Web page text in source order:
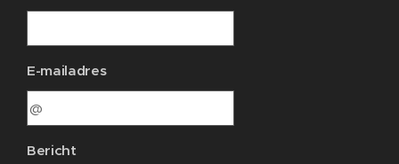
E-mailadres
Bericht